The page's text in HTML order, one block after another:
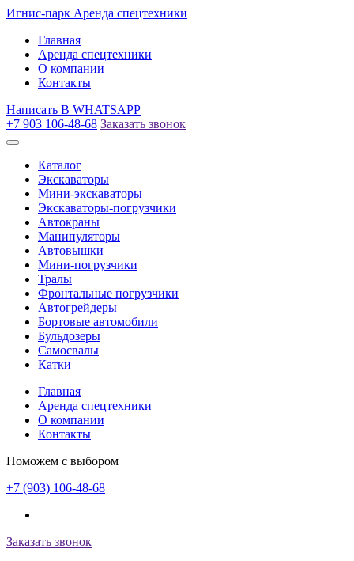
Игнис-парк Аренда спецтехники
Главная
Аренда спецтехники
О компании
Контакты
Написать В WHATSAPP
+7 903 106-48-68 Заказать звонок
Каталог
Экскаваторы
Мини-экскаваторы
Экскаваторы-погрузчики
Автокраны
Манипуляторы
Автовышки
Мини-погрузчики
Тралы
Фронтальные погрузчики
Автогрейдеры
Бортовые автомобили
Бульдозеры
Самосвалы
Катки
Главная
Аренда спецтехники
О компании
Контакты
Поможем с выбором
+7 (903) 106-48-68
Заказать звонок